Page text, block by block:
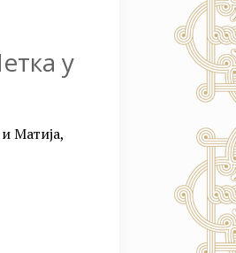
у
Матија,